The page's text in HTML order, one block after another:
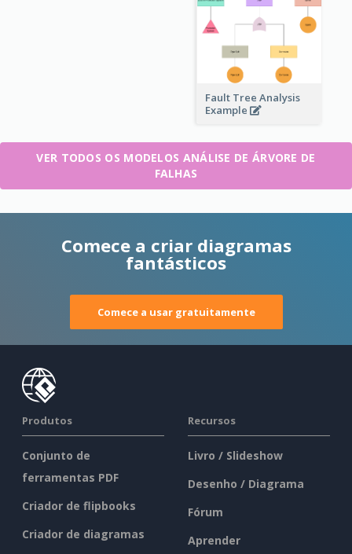
Fault Tree Analysis
Example
VER TODOS OS MODELOS ANÁLISE DE ÁRVORE DE
FALHAS
Comece a criar diagramas
fantásticos
Comece a usar gratuitamente
Produtos
Conjunto de
ferramentas PDF
Criador de flipbooks
Criador de diagramas
Recursos
Livro / Slideshow
Desenho / Diagrama
Fórum
Aprender